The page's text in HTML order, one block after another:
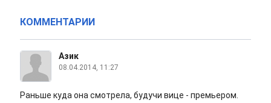
КОММЕНТАРИИ
Азик
08.04.2014, 11:27
Раньше куда она смотрела, будучи вице - премьером.